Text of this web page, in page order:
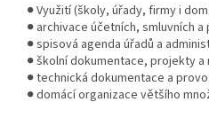
● Využití (školy, úřady, firmy i
● archivace účetních, smluvních
● spisová agenda úřadů a
● školní dokumentace, projekty
● technická dokumentace a
● domácí organizace většího